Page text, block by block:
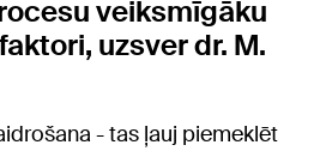
veiksmīgāku
uzsver dr. M.
- tas ļauj piemeklēt